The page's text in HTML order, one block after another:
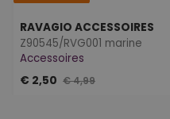
RAVAGIO ACCESSOIRES
Z90545/RVG001 marine
Accessoires
€ 2,50 € 4,99